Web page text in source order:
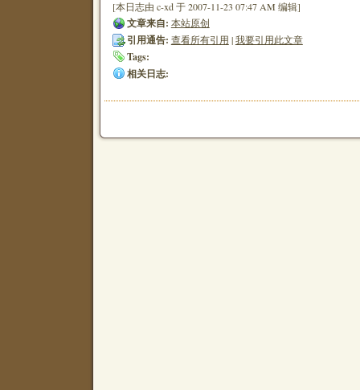
[本日志由 c-xd 于 2007-11-23 07:47 AM 编辑]
文章来自: 本站原创
引用通告: 查看所有引用 |我要引用此文章
Tags:
相关日志: